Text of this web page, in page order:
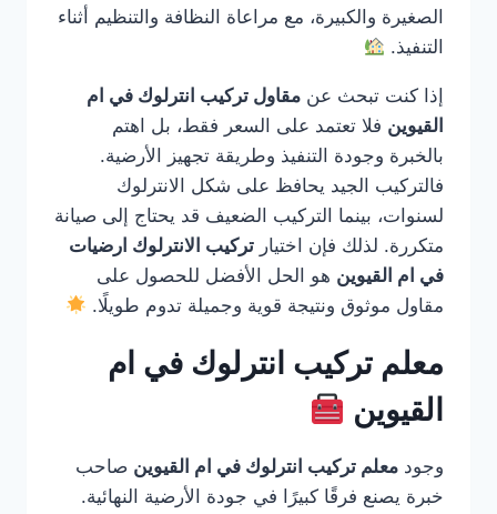
الصغيرة والكبيرة، مع مراعاة النظافة والتنظيم أثناء
التنفيذ.
إذا كنت تبحث عن مقاول تركيب انترلوك في ام
القيوين فلا تعتمد على السعر فقط، بل اهتم
بالخبرة وجودة التنفيذ وطريقة تجهيز الأرضية.
فالتركيب الجيد يحافظ على شكل الانترلوك
لسنوات، بينما التركيب الضعيف قد يحتاج إلى صيانة
متكررة. لذلك فإن اختيار تركيب الانترلوك ارضيات
في ام القيوين هو الحل الأفضل للحصول على
مقاول موثوق ونتيجة قوية وجميلة تدوم طويلًا.
معلم تركيب انترلوك في ام
القيوين
وجود معلم تركيب انترلوك في ام القيوين صاحب
خبرة يصنع فرقًا كبيرًا في جودة الأرضية النهائية.